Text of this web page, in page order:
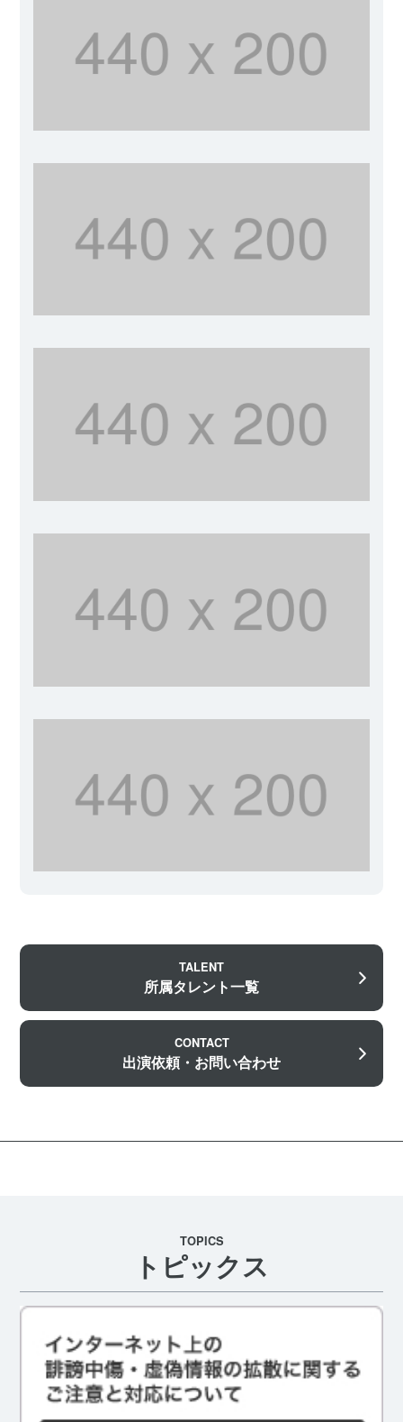
TALENT
所属タレント一覧
CONTACT
出演依頼・お問い合わせ
TOPICS
トピックス